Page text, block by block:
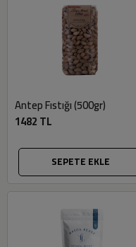
Antep Fıstığı (500gr)
1482 TL
SEPETE EKLE